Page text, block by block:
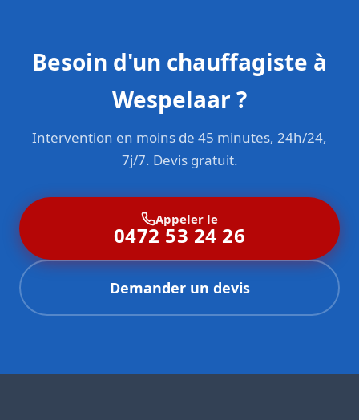
Besoin d'un chauffagiste à
Wespelaar ?
Intervention en moins de 45 minutes, 24h/24,
7j/7. Devis gratuit.
Appeler le
0472 53 24 26
Demander un devis